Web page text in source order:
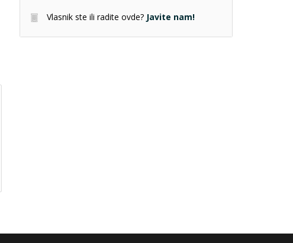
Vlasnik ste ili radite ovde? Javite nam!